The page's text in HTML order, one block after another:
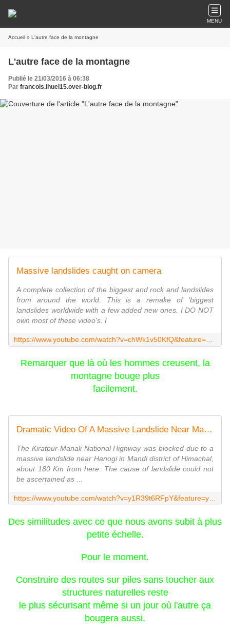
MENU
Accueil » L'autre face de la montagne
L'autre face de la montagne
Publié le 21/03/2016 à 06:38
Par francois.ihuel15.over-blog.fr
Massive landslides caught on camera
A complete collection of the biggest and rock and landslides
from around the world. This is a remake of 'biggest
landslides worldwide with a few added new ones. I DO NOT
own most of these video's. I
Remarquer que là où les hommes creusent, la
montagne bouge plus
facilement.
Dramatic Video Of A Massive Landslide Near Mandi
The Kiratpur-Manali National Highway was blocked due to a
massive landslide near Hanogi in Mandi district of Himachal,
about 180 Km from here. The cause of landslide could not
be ascertained as ...
Des similitudes avec ce que nous avons subit à plus
petite échelle.
Pour le moment.
Construire des routes sur piles sans toucher aux
structures naturelles reste
le plus sécurisant même si un jour où l'autre ça
bougera aussi.